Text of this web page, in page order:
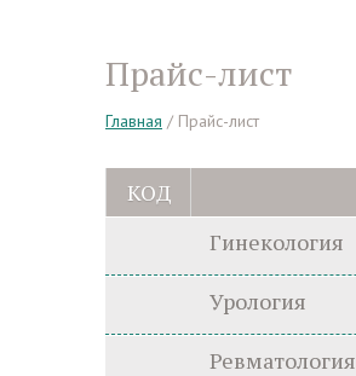
Прайс-лист
Главная / Прайс-лист
КОД
Гинекология
Урология
Ревматология